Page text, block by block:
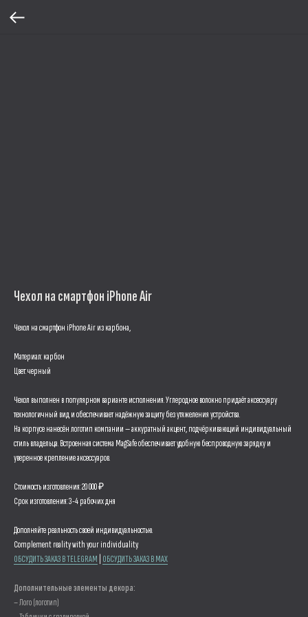
Чехол на смартфон iPhone Air
Чехол на смартфон iPhone Air из карбона,
Материал: карбон
Цвет: черный
Чехол выполнен в популярном варианте исполнения. Углеродное волокно придаёт аксессуару
технологичный вид и обеспечивает надёжную защиту без утяжеления устройства.
На корпусе нанесён логотип компании — аккуратный акцент, подчёркивающий индивидуальный
стиль владельца. Встроенная система MagSafe обеспечивает удобную беспроводную зарядку и
уверенное крепление аксессуаров.
Стоимость изготовления: 20 000 ₽
Срок изготовления: 3-4 рабочих дня
Дополняйте реальность своей индивидуальностью.
Complement reality with your individuality.
ОБСУДИТЬ ЗАКАЗ В TELEGRAM ОБСУДИТЬ ЗАКАЗ В MAX
Дополнительные элементы декора:
– Лого (логотип)